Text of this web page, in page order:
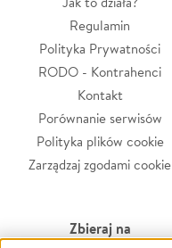
Regulamin
Polityka Prywatności
RODO - Kontrahenci
Kontakt
Porównanie serwisów
Polityka plików cookie
Zarządzaj zgodami cookie
Zbieraj na